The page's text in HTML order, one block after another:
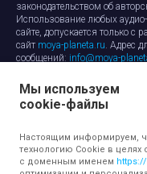
законодательством об
Использование любых
сайте, допускается только с
сайт moya-planeta.ru. Адрес
сообщений: info@moya-
Правила сайтаРабота с
Защита персональных
Мы используем
cookie-файлы
Настоящим информируем,
технологию Cookie в целях
с доменным именем